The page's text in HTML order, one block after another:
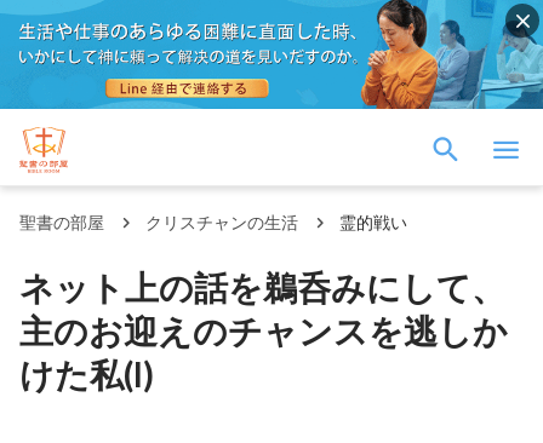
聖書の部屋 クリスチャンの生活 霊的戦い
ネット上の話を鵜呑みにして、
主のお迎えのチャンスを逃しか
けた私(I)